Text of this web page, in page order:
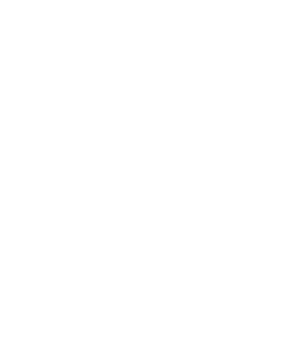
StVZO beantragen
Mähdrescher)